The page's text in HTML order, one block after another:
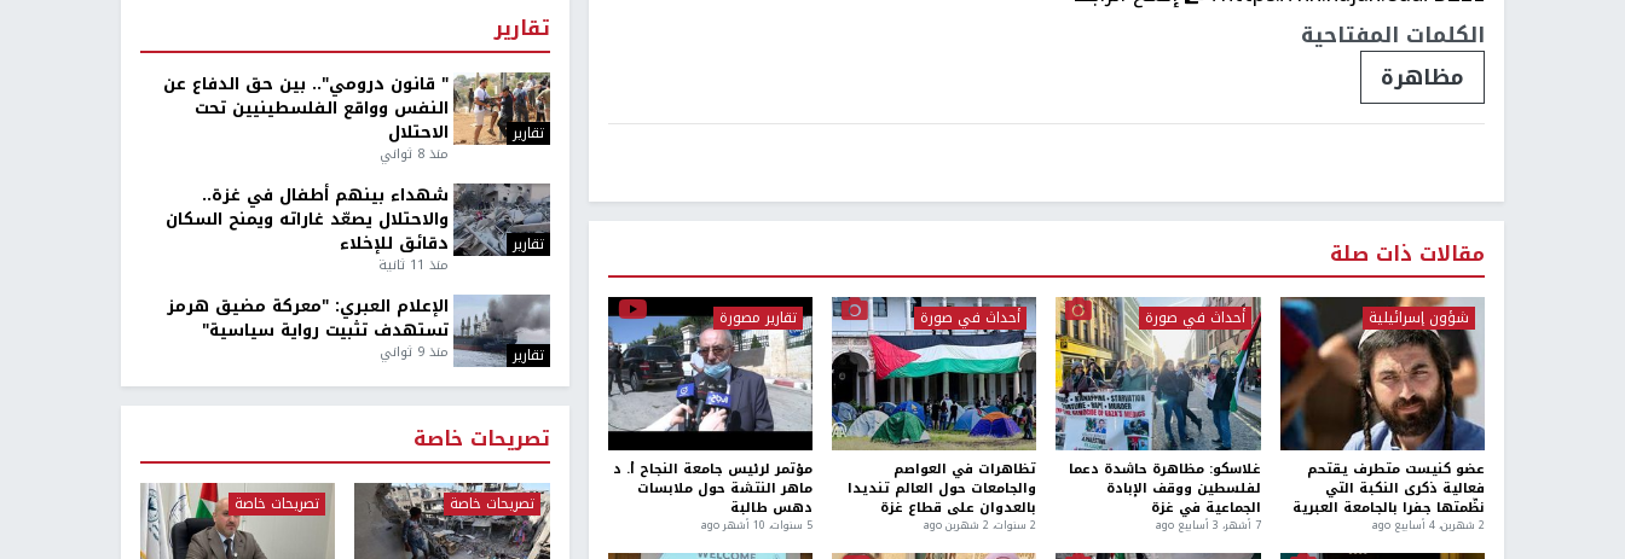
الكلمات المفتاحية
مظاهرة
مقالات ذات صلة
شؤون إسرائيلية
عضو كنيست متطرف يقتحم
فعالية ذكرى النكبة التي
نظّمتها جفرا بالجامعة العبرية
2 شهرين، 4 أسابيع ago
أحداث في صورة
غلاسكو: مظاهرة حاشدة دعما
لفلسطين ووقف الإبادة
الجماعية في غزة
7 أشهر، 3 أسابيع ago
أحداث في صورة
تظاهرات في العواصم
والجامعات حول العالم تنديدا
بالعدوان على قطاع غزة
2 سنوات، 2 شهرين ago
تقارير مصورة
مؤتمر لرئيس جامعة النجاح أ. د
ماهر النتشة حول ملابسات
دهس طالبة
5 سنوات، 10 أشهر ago
تقارير
تقارير
" قانون درومي".. بين حق الدفاع عن
النفس وواقع الفلسطينيين تحت
الاحتلال
منذ 8 ثواني
تقارير
شهداء بينهم أطفال في غزة..
والاحتلال يصعّد غاراته ويمنح السكان
دقائق للإخلاء
منذ 11 ثانية
تقارير
الإعلام العبري: "معركة مضيق هرمز
تستهدف تثبيت رواية سياسية"
منذ 9 ثواني
تصريحات خاصة
تصريحات خاصة تصريحات خاصة